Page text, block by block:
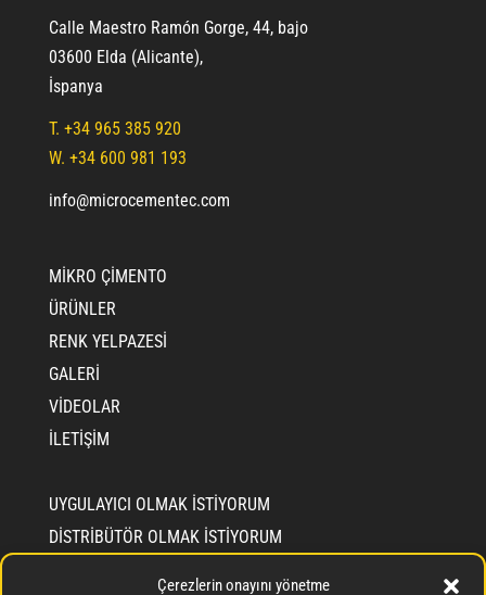
Çerezlerin onayını yönetme
Calle Maestro Ramón Gorge, 44, bajo
03600 Elda (Alicante),
İspanya
T. +34 965 385 920
W. +34 600 981 193
info@microcementec.com
MIKRO ÇIMENTO
ÜRÜNLER
RENK YELPAZESI
GALERI
VIDEOLAR
İLETIŞIM
UYGULAYICI OLMAK ISTIYORUM
DISTRIBÜTÖR OLMAK ISTIYORUM